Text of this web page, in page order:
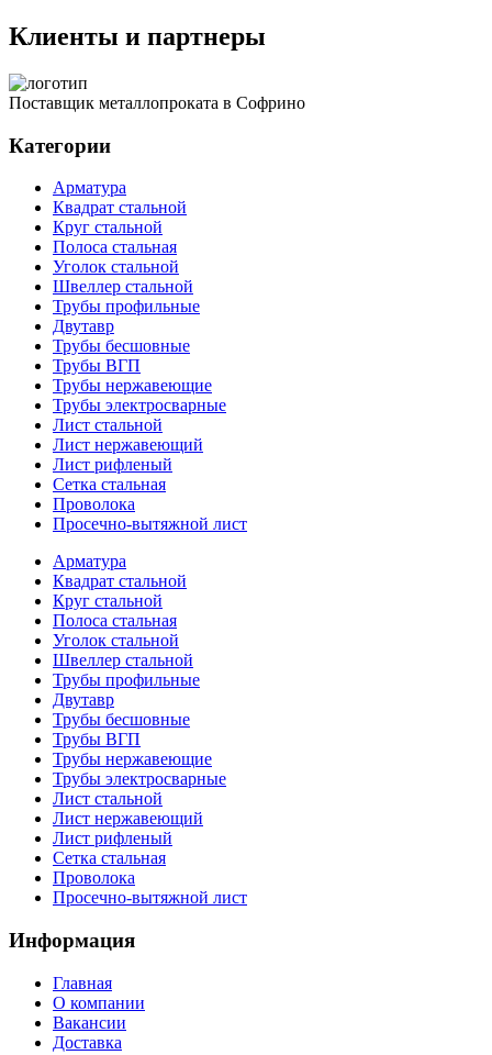
Клиенты и партнеры
Поставщик металлопроката в Софрино
Категории
Арматура
Квадрат стальной
Круг стальной
Полоса стальная
Уголок стальной
Швеллер стальной
Трубы профильные
Двутавр
Трубы бесшовные
Трубы ВГП
Трубы нержавеющие
Трубы электросварные
Лист стальной
Лист нержавеющий
Лист рифленый
Сетка стальная
Проволока
Просечно-вытяжной лист
Арматура
Квадрат стальной
Круг стальной
Полоса стальная
Уголок стальной
Швеллер стальной
Трубы профильные
Двутавр
Трубы бесшовные
Трубы ВГП
Трубы нержавеющие
Трубы электросварные
Лист стальной
Лист нержавеющий
Лист рифленый
Сетка стальная
Проволока
Просечно-вытяжной лист
Информация
Главная
О компании
Вакансии
Доставка